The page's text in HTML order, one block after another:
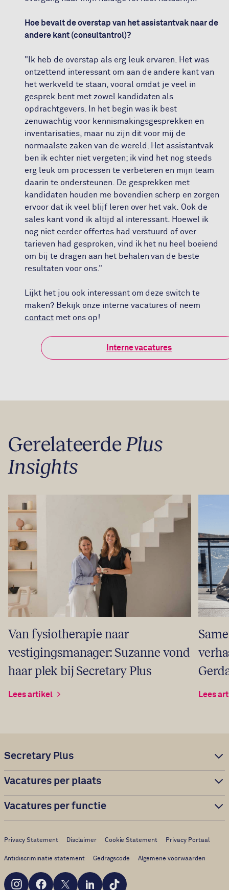
Hoe bevalt de overstap van het assistantvak naar de
andere kant (consultantrol)?
"Ik heb de overstap als erg leuk ervaren. Het was
ontzettend interessant om aan de andere kant van
het werkveld te staan, vooral omdat je veel in
gesprek bent met zowel kandidaten als
opdrachtgevers. In het begin was ik best
zenuwachtig voor kennismakingsgesprekken en
inventarisaties, maar nu zijn dit voor mij de
normaalste zaken van de wereld. Het assistantvak
ben ik echter niet vergeten; ik vind het nog steeds
erg leuk om processen te verbeteren en mijn team
daarin te ondersteunen. De gesprekken met
kandidaten houden me bovendien scherp en zorgen
ervoor dat ik veel blijf leren over het vak. Ook de
sales kant vond ik altijd al interessant. Hoewel ik
nog niet eerder offertes had verstuurd of over
tarieven had gesproken, vind ik het nu heel boeiend
om bij te dragen aan het behalen van de beste
resultaten voor ons."
Lijkt het jou ook interessant om deze switch te
maken? Bekijk onze interne vacatures of neem
contactmet ons op!
Interne vacatures
Gerelateerde Plus
Insights
Van fysiotherapie naar
vestigingsmanager: Suzanne vond
haar plek bij Secretary Plus
Lees artikel Lees
Secretary Plus
Vacatures per plaats
Vacatures per functie
Privacy Statement Disclaimer Cookie Statement Privacy Portaal
Antidiscriminatie statement Gedragscode Algemene voorwaarden
InstagramFacebook
X LinkedInTikTok